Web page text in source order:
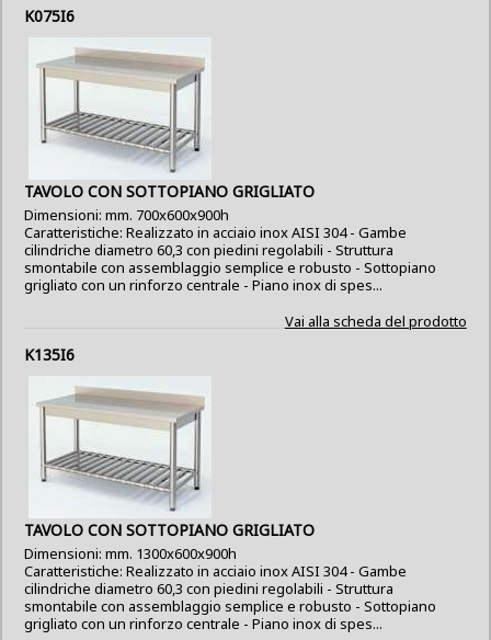
K075I6
TAVOLO CON SOTTOPIANO GRIGLIATO
Dimensioni: mm. 700x600x900h
Caratteristiche: Realizzato in acciaio inox AISI 304 - Gambe
cilindriche diametro 60,3 con piedini regolabili - Struttura
smontabile con assemblaggio semplice e robusto - Sottopiano
grigliato con un rinforzo centrale - Piano inox di spes...
Vai alla scheda del prodotto
K135I6
TAVOLO CON SOTTOPIANO GRIGLIATO
Dimensioni: mm. 1300x600x900h
Caratteristiche: Realizzato in acciaio inox AISI 304 - Gambe
cilindriche diametro 60,3 con piedini regolabili - Struttura
smontabile con assemblaggio semplice e robusto - Sottopiano
grigliato con un rinforzo centrale - Piano inox di spes...